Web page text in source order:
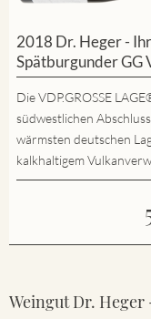
2018 Dr. Heger -
Spätburgunder GG
Die VDP.GROSSE
südwestlichen
wärmsten deutschen
kalkhaltigem
Weingut Dr. Heger